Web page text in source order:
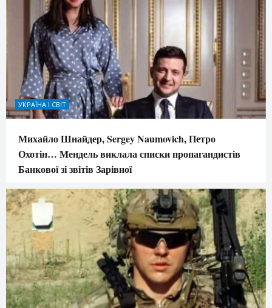
УКРАЇНА І СВІТ
Михайло Шнайдер, Sergey Naumovich, Петро
Охотін… Мендель виклала списки пропагандистів
Банкової зі звітів Зарівної